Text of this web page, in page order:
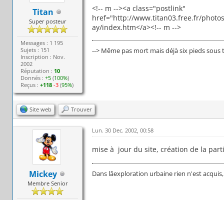
Titan
Super posteur
Messages : 1 195
Sujets : 151
Inscription : Nov.
2002
Réputation : 10
Donnés :+5 (100%)
Reçus :+118 -3 (95%)
<!-- m --><a class="postlink"
href="http://www.titan03.free.fr/
ay/index.htm</a><!-- m -->
--> Même pas mort mais déjà six pieds sous
Site web Trouver
Mickey
Membre Senior
Lun. 30 Dec. 2002, 00:58
mise à jour du site, création de la
Dans lâexploration urbaine rien n'est